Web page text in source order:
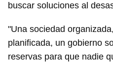
buscar soluciones al
"Una sociedad
planificada, un gobierno
reservas para que nadie